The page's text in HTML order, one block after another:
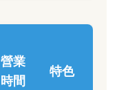
營業
時間
特色